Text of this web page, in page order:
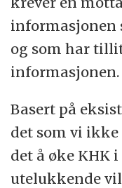
informasjonen
og som har
informasjonen.
Basert på
det som vi
det å øke KHK
utelukkende